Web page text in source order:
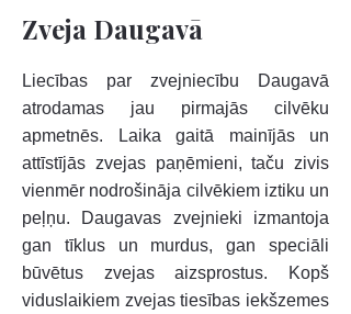
Zveja Daugavā
Liecības par zvejniecību Daugavā
atrodamas jau pirmajās cilvēku
apmetnēs. Laika gaitā mainījās un
attīstījās zvejas paņēmieni, taču zivis
vienmēr nodrošināja cilvēkiem iztiku un
peļņu. Daugavas zvejnieki izmantoja
gan tīklus un murdus, gan speciāli
būvētus zvejas aizsprostus. Kopš
viduslaikiem zvejas tiesības iekšzemes